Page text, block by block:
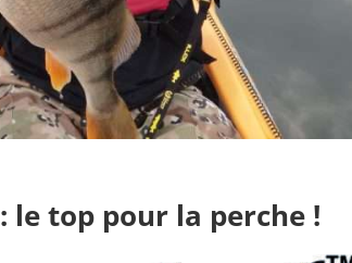
: le top pour la perche !